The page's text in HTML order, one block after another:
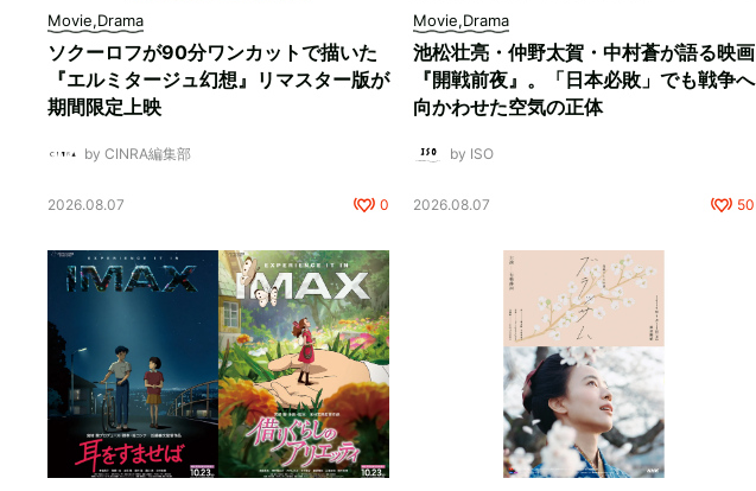
Movie,Drama
ソクーロフが90分ワンカットで描いた
『エルミタージュ幻想』リマスター版が
期間限定上映
by CINRA編集部
2026.08.07 0
Movie,Drama
池松壮亮・仲野太賀・中村蒼が語る映画
『開戦前夜』。「日本必敗」でも戦争へ
向かわせた空気の正体
by ISO
2026.08.07 50